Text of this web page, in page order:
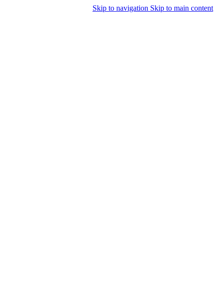
Skip to navigation Skip to main content